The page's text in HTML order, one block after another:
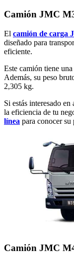
Camión JMC
El camión de carga
diseñado para
eficiente.
Este camión tiene
Además, su peso
2,305 kg.
Si estás interesado
la eficiencia de tu
línea para conocer
Camión JMC